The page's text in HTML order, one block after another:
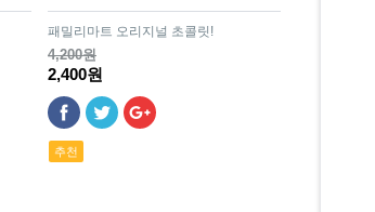
패밀리마트 오리지널 초콜릿!
4,200원
2,400원
추천